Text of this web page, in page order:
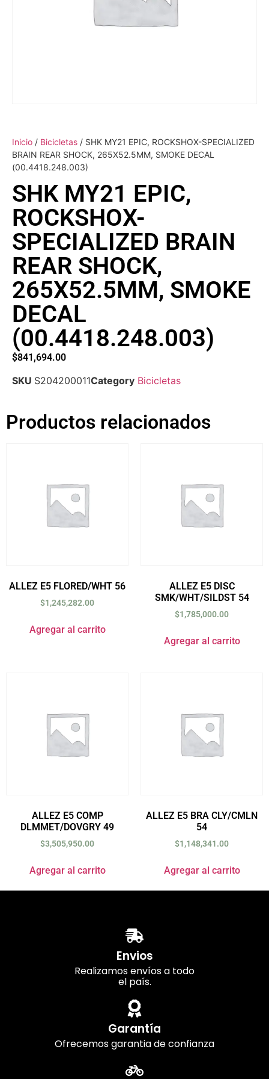
Inicio / Bicicletas / SHK MY21 EPIC, ROCKSHOX-SPECIALIZED
BRAIN REAR SHOCK, 265X52.5MM, SMOKE DECAL
(00.4418.248.003)
SHK MY21 EPIC,
ROCKSHOX-
SPECIALIZED BRAIN
REAR SHOCK,
265X52.5MM, SMOKE
DECAL
(00.4418.248.003)
$841,694.00
SKU S204200011Category Bicicletas
Productos relacionados
ALLEZ E5 FLORED/WHT 56
$1,245,282.00
Agregar al carrito
ALLEZ E5 DISC
SMK/WHT/SILDST 54
$1,785,000.00
Agregar al carrito
ALLEZ E5 COMP
DLMMET/DOVGRY 49
$3,505,950.00
Agregar al carrito
ALLEZ E5 BRA CLY/CMLN
54
$1,148,341.00
Agregar al carrito
Envios
Realizamos envíos a todo
el país.
Garantía
Ofrecemos garantia de confianza